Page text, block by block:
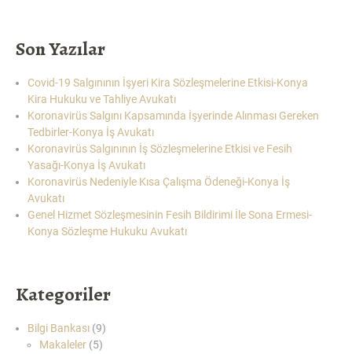
Son Yazılar
Covid-19 Salgınının İşyeri Kira Sözleşmelerine Etkisi-Konya
Kira Hukuku ve Tahliye Avukatı
Koronavirüs Salgını Kapsamında İşyerinde Alınması Gereken
Tedbirler-Konya İş Avukatı
Koronavirüs Salgınının İş Sözleşmelerine Etkisi ve Fesih
Yasağı-Konya İş Avukatı
Koronavirüs Nedeniyle Kısa Çalışma Ödeneği-Konya İş
Avukatı
Genel Hizmet Sözleşmesinin Fesih Bildirimi İle Sona Ermesi-
Konya Sözleşme Hukuku Avukatı
Kategoriler
Bilgi Bankası (9)
Makaleler (5)